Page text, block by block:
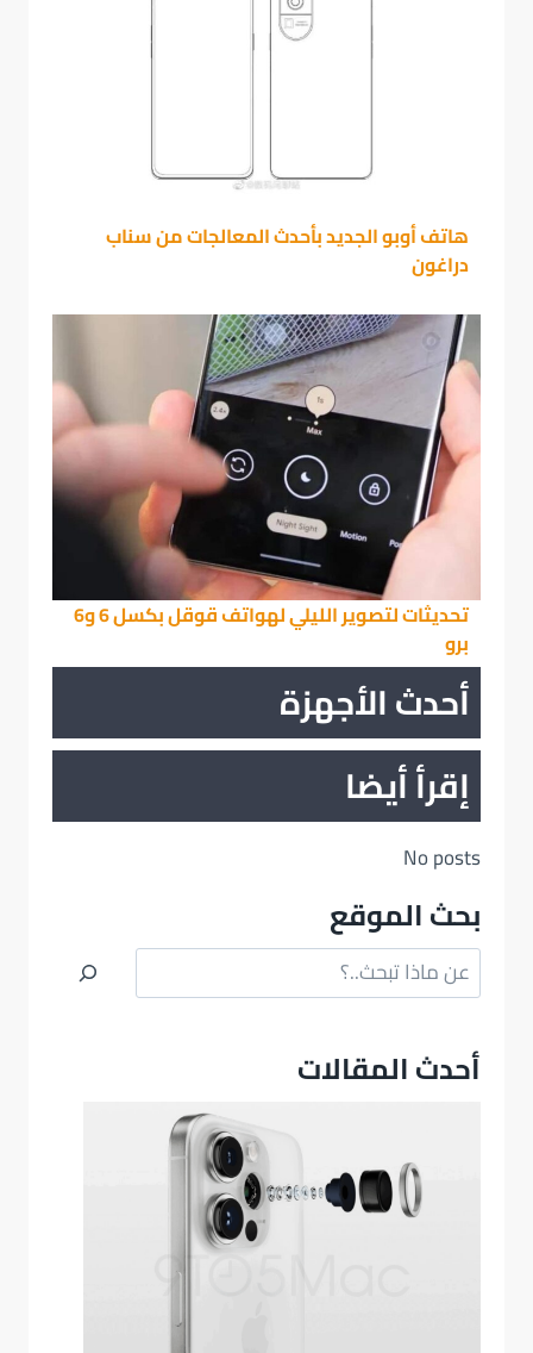
هاتف أوبو الجديد بأحدث المعالجات من سناب
دراغون
تحديثات لتصوير الليلي لهواتف قوقل بكسل 6 و6
برو
أحدث الأجهزة
إقرأ أيضا
No posts
بحث الموقع
البحث
أحدث المقالات